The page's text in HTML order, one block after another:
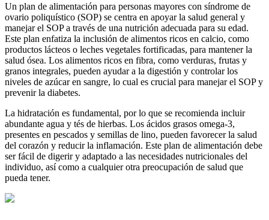
Un plan de alimentación para personas mayores con síndrome de
ovario poliquístico (SOP) se centra en apoyar la salud general y
manejar el SOP a través de una nutrición adecuada para su edad.
Este plan enfatiza la inclusión de alimentos ricos en calcio, como
productos lácteos o leches vegetales fortificadas, para mantener la
salud ósea. Los alimentos ricos en fibra, como verduras, frutas y
granos integrales, pueden ayudar a la digestión y controlar los
niveles de azúcar en sangre, lo cual es crucial para manejar el SOP y
prevenir la diabetes.
La hidratación es fundamental, por lo que se recomienda incluir
abundante agua y tés de hierbas. Los ácidos grasos omega-3,
presentes en pescados y semillas de lino, pueden favorecer la salud
del corazón y reducir la inflamación. Este plan de alimentación debe
ser fácil de digerir y adaptado a las necesidades nutricionales del
individuo, así como a cualquier otra preocupación de salud que
pueda tener.